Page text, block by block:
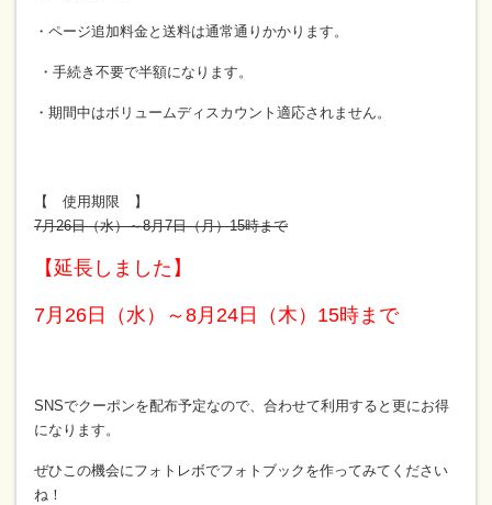
・ページ追加料金と送料は通常通りかかります。
・手続き不要で半額になります。
・期間中はボリュームディスカウント適応されません。
【 使用期限 】
7月26日（水）～8月7日（月）15時まで
【 延長しました】
7月26日（水）～8月24日（木）15時まで
SNSでクーポンを配布予定なので、合わせて利用すると更にお得
になります。
ぜひこの機会にフォトレボでフォトブックを作ってみてください
ね！